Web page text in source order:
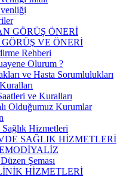
GÖRÜŞ ÖNERİ
VE ÖNERİ
Rehberi
Olurum ?
ve Hasta Sorumlulukları
ve Kuralları
Olduğumuz Kurumlar
Hizmetleri
SAĞLIK HİZMETLERİ
Şeması
HİZMETLERİ